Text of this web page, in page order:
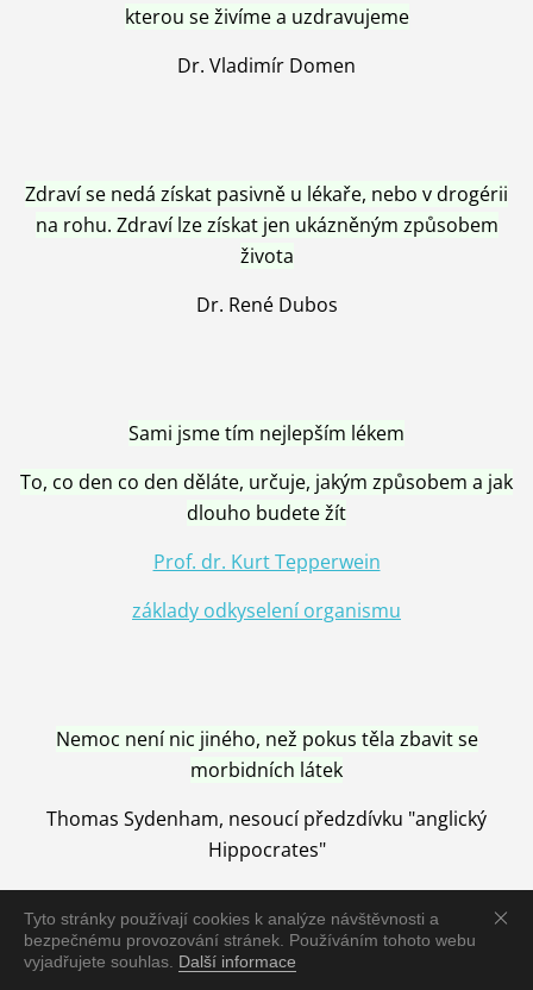
Tyto stránky používají cookies k analýze návštěvnosti a
bezpečnému provozování stránek. Používáním tohoto webu
vyjadřujete souhlas. Další informace
kterou se živíme a uzdravujeme
Dr. Vladimír Domen
Zdraví se nedá získat pasivně u lékaře, nebo v drogérii
na rohu. Zdraví lze získat jen ukázněným způsobem
života
Dr. René Dubos
Sami jsme tím nejlepším lékem
To, co den co den děláte, určuje, jakým způsobem a jak
dlouho budete žít
Prof. dr. Kurt Tepperwein
základy odkyselení organismu
Nemoc není nic jiného, než pokus těla zbavit se
morbidních látek
Thomas Sydenham, nesoucí předzdívku "anglický
Hippocrates"
Nemoc je vyléčena jen pomocí Přírody, neutralizací a